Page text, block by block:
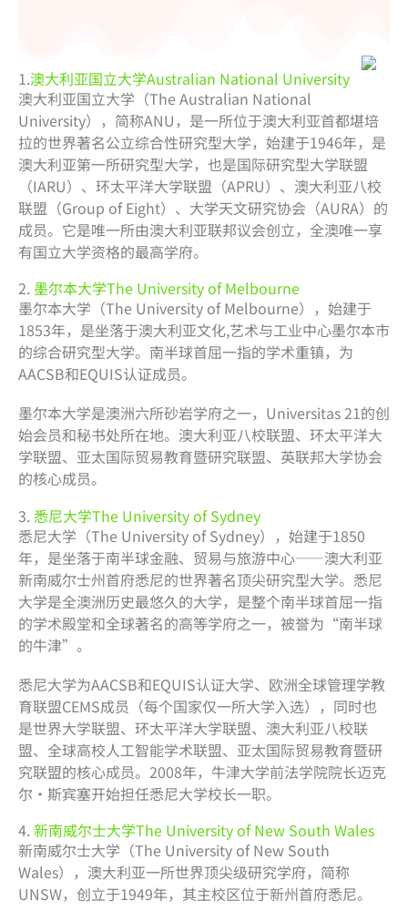
1.澳大利亚国立大学Australian National University
澳大利亚国立大学（The Australian National
University），简称ANU，是一所位于澳大利亚首都堪培
拉的世界著名公立综合性研究型大学，始建于1946年，是
澳大利亚第一所研究型大学，也是国际研究型大学联盟
（IARU）、环太平洋大学联盟（APRU）、澳大利亚八校
联盟（Group of Eight）、大学天文研究协会（AURA）的
成员。它是唯一所由澳大利亚联邦议会创立，全澳唯一享
有国立大学资格的最高学府。
2. 墨尔本大学The University of Melbourne
墨尔本大学（The University of Melbourne），始建于
1853年，是坐落于澳大利亚文化,艺术与工业中心墨尔本市
的综合研究型大学。南半球首屈一指的学术重镇，为
AACSB和EQUIS认证成员。
墨尔本大学是澳洲六所砂岩学府之一，Universitas 21的创
始会员和秘书处所在地。澳大利亚八校联盟、环太平洋大
学联盟、亚太国际贸易教育暨研究联盟、英联邦大学协会
的核心成员。
3. 悉尼大学The University of Sydney
悉尼大学（The University of Sydney），始建于1850
年，是坐落于南半球金融、贸易与旅游中心——澳大利亚
新南威尔士州首府悉尼的世界著名顶尖研究型大学。悉尼
大学是全澳洲历史最悠久的大学，是整个南半球首屈一指
的学术殿堂和全球著名的高等学府之一，被誉为“南半球
的牛津”。
悉尼大学为AACSB和EQUIS认证大学、欧洲全球管理学教
育联盟CEMS成员（每个国家仅一所大学入选），同时也
是世界大学联盟、环太平洋大学联盟、澳大利亚八校联
盟、全球高校人工智能学术联盟、亚太国际贸易教育暨研
究联盟的核心成员。2008年，牛津大学前法学院院长迈克
尔·斯宾塞开始担任悉尼大学校长一职。
4. 新南威尔士大学The University of New South Wales
新南威尔士大学（The University of New South
Wales），澳大利亚一所世界顶尖级研究学府，简称
UNSW，创立于1949年，其主校区位于新州首府悉尼。